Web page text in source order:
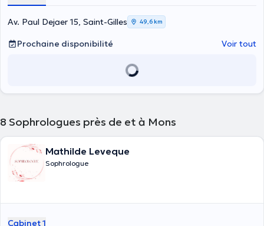
Av. Paul Dejaer 15, Saint-Gilles 49,6 km
Prochaine disponibilité Voir tout
8 Sophrologues près de et à Mons
Mathilde Leveque
Sophrologue
Cabinet 1